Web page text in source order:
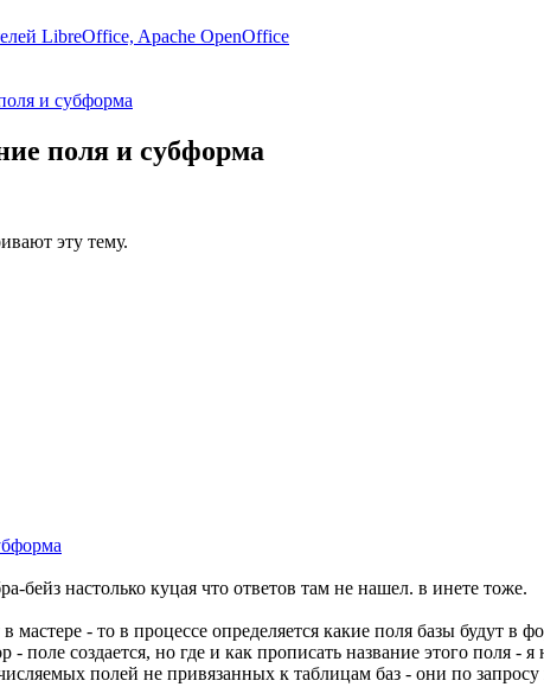
LibreOffice, Apache OpenOffice
и субформа
поля и субформа
эту тему.
бейз настолько куцая что ответов там не нашел. в инете тоже.
мастере - то в процессе определяется какие поля базы будут в
- поле создается, но где и как прописать название этого поля
полей не привязанных к таблицам баз - они по